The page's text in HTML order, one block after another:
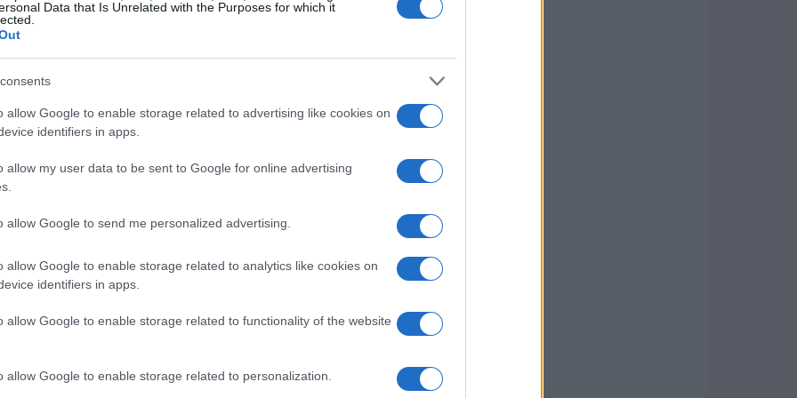
Data that Is Unrelated with the Purposes for which it
allow Google to enable storage related to advertising like cookies on
identifiers in apps.
allow my user data to be sent to Google for online advertising
allow Google to send me personalized advertising.
allow Google to enable storage related to analytics like cookies on
identifiers in apps.
allow Google to enable storage related to functionality of the website
allow Google to enable storage related to personalization.
Vengono descritti i principali tipi di
e i protocolli di sicurezza raccomandati
su tempistiche di esecuzione, procedure
tra prodotti. L’obiettivo è offrire una
consapevoli agli operatori del settore e alle
e duraturi. L’ultimo aggiornamento evidenzia
continua e del rispetto delle norme
per la qualità del risultato.
è e come funziona
e delle norme igienico-sanitarie, il
didermopigmentazione esteticache
dell’epidermide mediante strumenti
è migliorare i lineamenti in modo